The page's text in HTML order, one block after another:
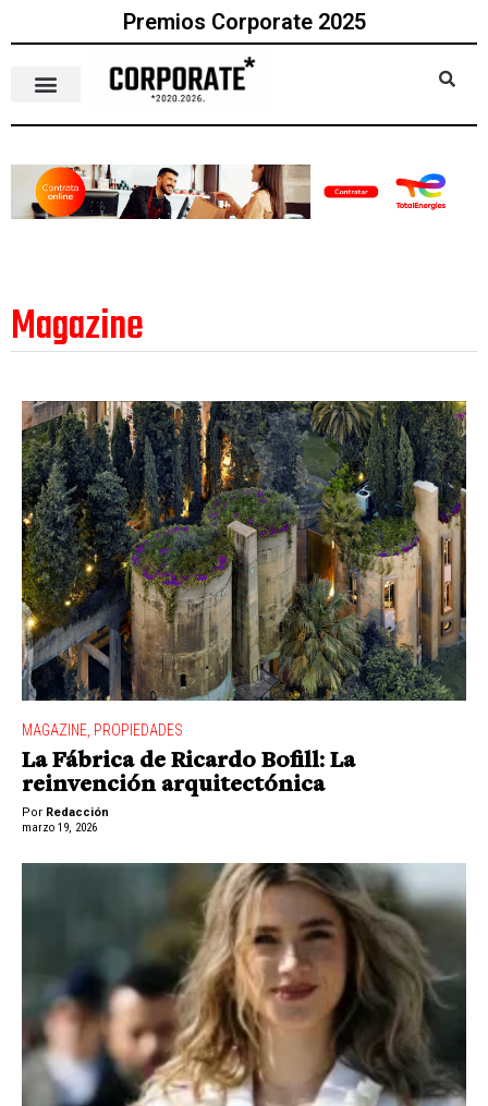
Premios Corporate 2025
Magazine
MAGAZINE PROPIEDADES
La Fábrica de Ricardo Bofill: La
reinvención arquitectónica
Por Redacción
marzo 19, 2026